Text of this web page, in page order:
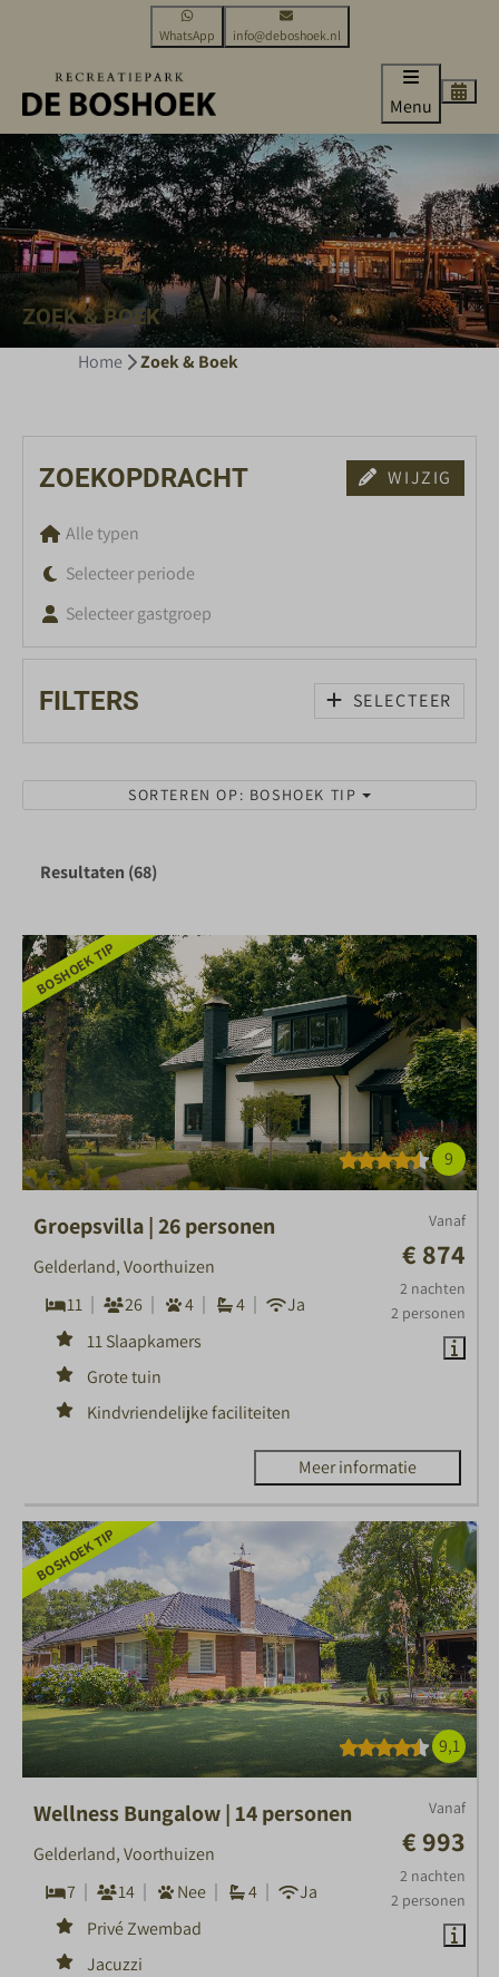
WhatsApp info@deboshoek.nl
Menu
ZOEK & BOEK
Home Zoek & Boek
ZOEKOPDRACHT WIJZIG
Alle typen
Selecteer periode
Selecteer gastgroep
FILTERS SELECTEER
SORTEREN OP: BOSHOEK TIP
Resultaten (68)
BOSHOEK TIP
9
Vanaf
€ 874
2 nachten
2 personen
Groepsvilla | 26 personen
Gelderland, Voorthuizen
11
26 4 4
Ja
11 Slaapkamers
Grote tuin
Kindvriendelijke faciliteiten
Meer informatie
BOSHOEK TIP
9,1
Vanaf
€ 993
2 nachten
2 personen
Wellness Bungalow | 14 personen
Gelderland, Voorthuizen
7
14 Nee 4
Ja
Privé Zwembad
Jacuzzi